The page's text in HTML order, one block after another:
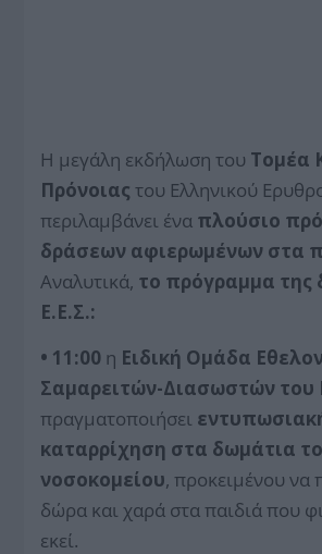
Η μεγάλη εκδήλωση του Τομέα
Πρόνοιαςτου Ελληνικού
περιλαμβάνει ένα πλούσιο
δράσεων αφιερωμένων στα
Αναλυτικά, το πρόγραμμα της
Ε.Ε.Σ.:
• 11:00 η Ειδική Ομάδα
Σαμαρειτών-Διασωστών του
πραγματοποιήσει
καταρρίχηση στα δωμάτια
νοσοκομείου, προκειμένου να
δώρα και χαρά στα παιδιά που
εκεί.